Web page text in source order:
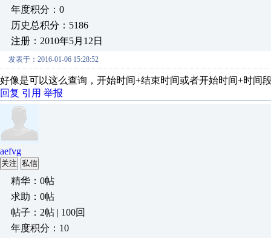
年度积分：0
历史总积分：5186
注册：2010年5月12日
发表于：2016-01-06 15:28:52
好像是可以这么查询，开始时间+结束时间或者开始时间+时间
回复 引用 举报
aefvg
关注 私信
精华：0帖
求助：0帖
帖子：2帖 | 100回
年度积分：10